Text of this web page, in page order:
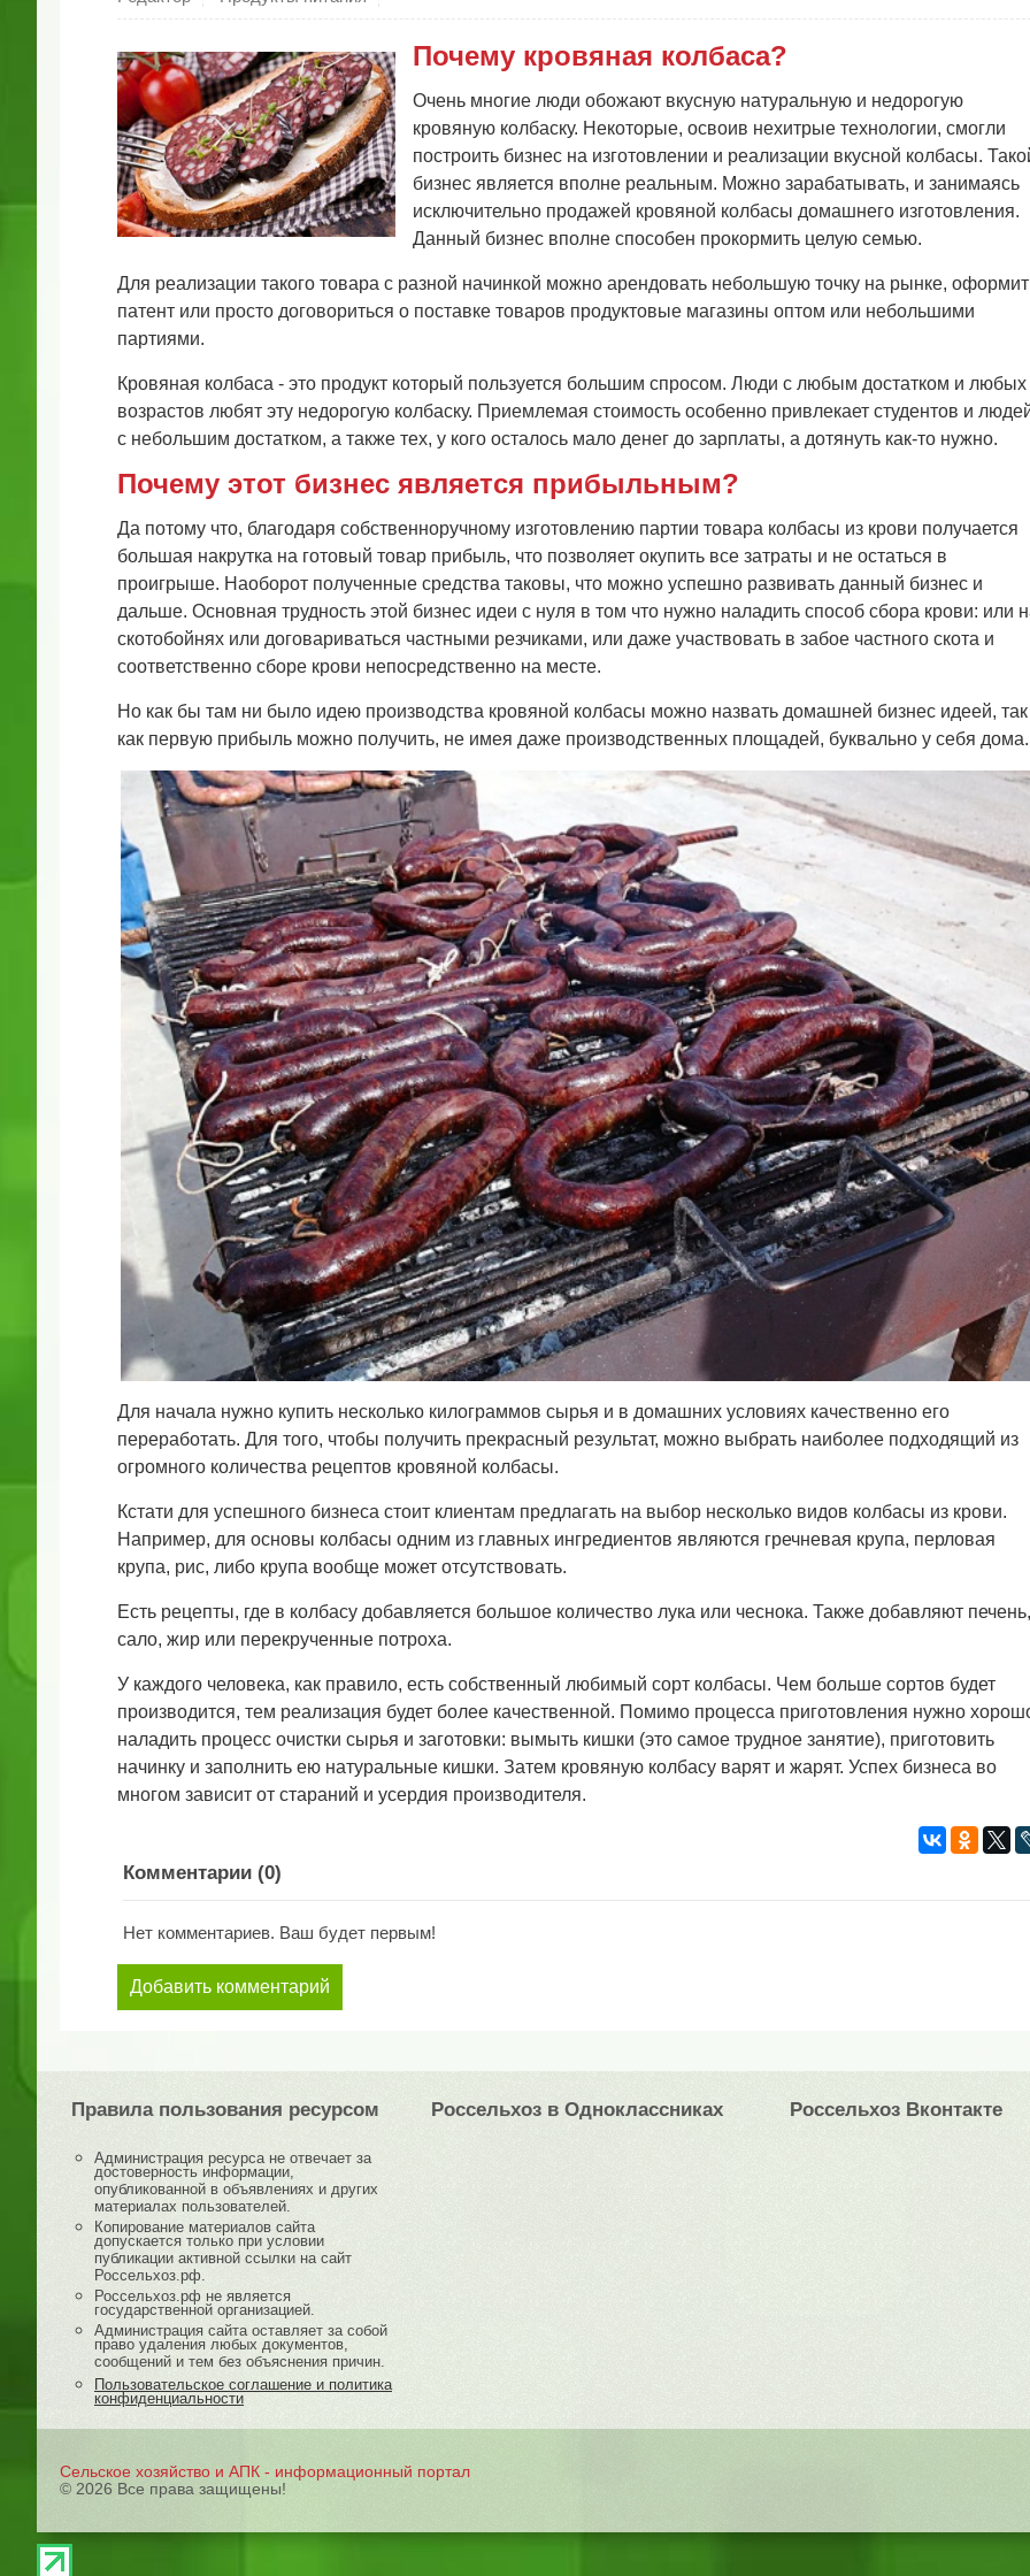
Почему кровяная колбаса?
Очень многие люди обожают вкусную натуральную и недорогую
кровяную колбаску. Некоторые, освоив нехитрые технологии, смогли
построить бизнес на изготовлении и реализации вкусной колбасы.
бизнес является вполне реальным. Можно зарабатывать, и занимаясь
исключительно продажей кровяной колбасы домашнего изготовления.
Данный бизнес вполне способен прокормить целую семью.
Для реализации такого товара с разной начинкой можно арендовать небольшую точку на рынке,
патент или просто договориться о поставке товаров продуктовые магазины оптом или небольшими
партиями.
Кровяная колбаса - это продукт который пользуется большим спросом. Люди с любым достатком и любых
возрастов любят эту недорогую колбаску. Приемлемая стоимость особенно привлекает студентов и
с небольшим достатком, а также тех, у кого осталось мало денег до зарплаты, а дотянуть как-то нужно.
Почему этот бизнес является прибыльным?
Да потому что, благодаря собственноручному изготовлению партии товара колбасы из крови получается
большая накрутка на готовый товар прибыль, что позволяет окупить все затраты и не остаться в
проигрыше. Наоборот полученные средства таковы, что можно успешно развивать данный бизнес и
дальше. Основная трудность этой бизнес идеи с нуля в том что нужно наладить способ сбора крови: или
скотобойнях или договариваться частными резчиками, или даже участвовать в забое частного скота и
соответственно сборе крови непосредственно на месте.
Но как бы там ни было идею производства кровяной колбасы можно назвать домашней бизнес идеей, так
как первую прибыль можно получить, не имея даже производственных площадей, буквально у себя дома.
Для начала нужно купить несколько килограммов сырья и в домашних условиях качественно его
переработать. Для того, чтобы получить прекрасный результат, можно выбрать наиболее подходящий из
огромного количества рецептов кровяной колбасы.
Кстати для успешного бизнеса стоит клиентам предлагать на выбор несколько видов колбасы из крови.
Например, для основы колбасы одним из главных ингредиентов являются гречневая крупа, перловая
крупа, рис, либо крупа вообще может отсутствовать.
Есть рецепты, где в колбасу добавляется большое количество лука или чеснока. Также добавляют печень,
сало, жир или перекрученные потроха.
У каждого человека, как правило, есть собственный любимый сорт колбасы. Чем больше сортов будет
производится, тем реализация будет более качественной. Помимо процесса приготовления нужно
наладить процесс очистки сырья и заготовки: вымыть кишки (это самое трудное занятие), приготовить
начинку и заполнить ею натуральные кишки. Затем кровяную колбасу варят и жарят. Успех бизнеса во
многом зависит от стараний и усердия производителя.
Комментарии (0)
Нет комментариев. Ваш будет первым!
Добавить комментарий
Правила пользования ресурсом
Администрация ресурса не отвечает за
достоверность информации,
опубликованной в объявлениях и других
материалах пользователей.
Копирование материалов сайта
допускается только при условии
публикации активной ссылки на сайт
Россельхоз.рф.
Россельхоз.рф не является
государственной организацией.
Администрация сайта оставляет за собой
право удаления любых документов,
сообщений и тем без объяснения причин.
Пользовательское соглашение и политика
конфиденциальности
Россельхоз в Одноклассниках Россельхоз Вконтакте
Сельское хозяйство и АПК - информационный портал
© 2026 Все права защищены!